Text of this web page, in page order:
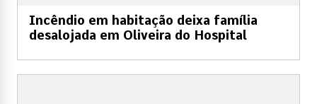
Incêndio em habitação deixa família
desalojada em Oliveira do Hospital